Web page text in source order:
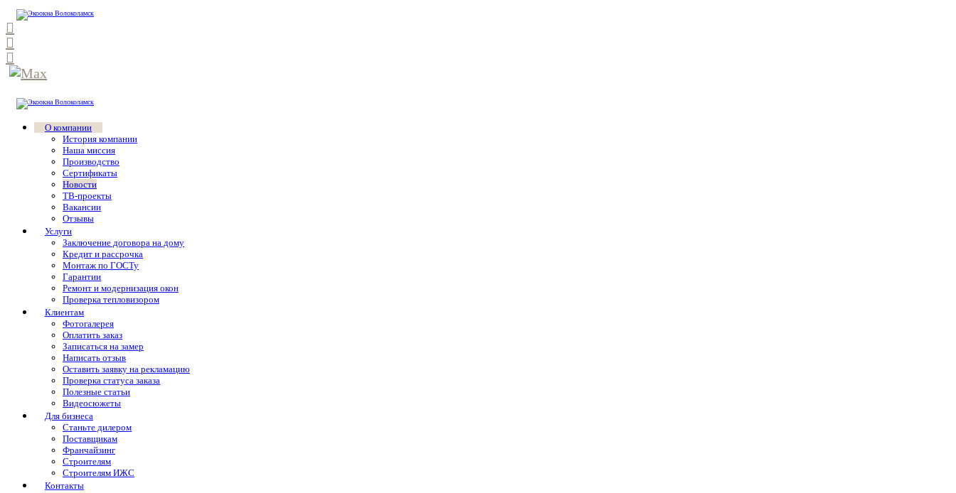
О компании
История компании
Наша миссия
Производство
Сертификаты
Новости
ТВ-проекты
Вакансии
Отзывы
Услуги
Заключение договора на дому
Кредит и рассрочка
Монтаж по ГОСТу
Гарантии
Ремонт и модернизация окон
Проверка тепловизором
Клиентам
Фотогалерея
Оплатить заказ
Записаться на замер
Написать отзыв
Оставить заявку на рекламацию
Проверка статуса заказа
Полезные статьи
Видеосюжеты
Для бизнеса
Станьте дилером
Поставщикам
Франчайзинг
Строителям
Строителям ИЖС
Контакты